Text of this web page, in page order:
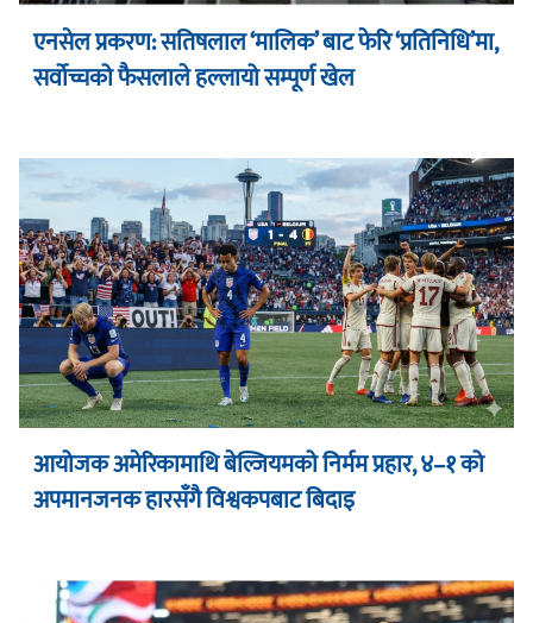
एनसेल प्रकरण: सतिषलाल ‘मालिक’ बाट फेरि ‘प्रतिनिधि’मा,
सर्वोच्चको फैसलाले हल्लायो सम्पूर्ण खेल
आयोजक अमेरिकामाथि बेल्जियमको निर्मम प्रहार, ४–१ को
अपमानजनक हारसँगै विश्वकपबाट बिदाइ